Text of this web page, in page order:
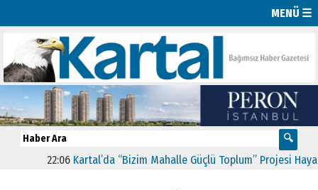
MENÜ ☰
Kartal’da “Bizim Mahalle Güçlü Toplum” Projesi Hayata